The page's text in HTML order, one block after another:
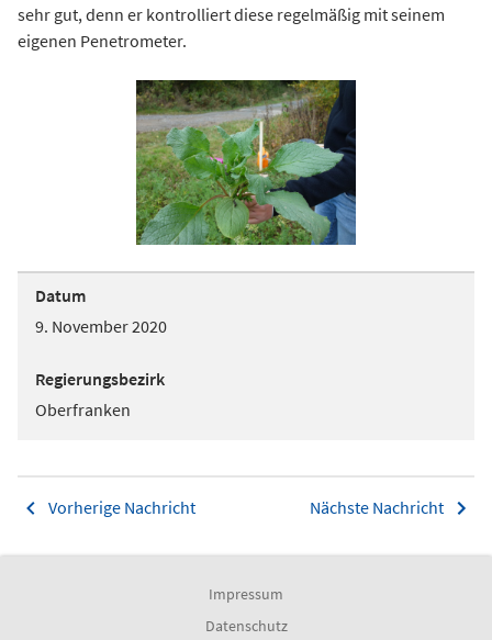
sehr gut, denn er kontrolliert diese regelmäßig mit seinem
eigenen Penetrometer.
Datum
9. November 2020
Regierungsbezirk
Oberfranken
Vorherige Nachricht Nächste Nachricht
Impressum
Datenschutz